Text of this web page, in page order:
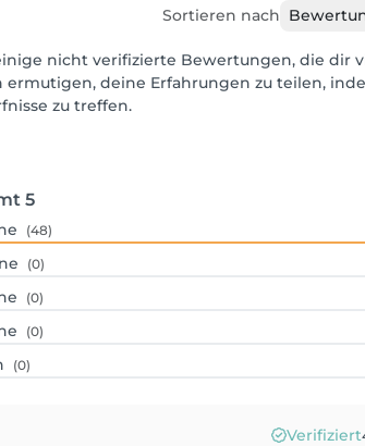
Sortieren nach
nicht verifizierte Bewertungen, die dir
deine Erfahrungen zu teilen,
zu treffen.
5
(48)
(0)
(0)
(0)
(0)
Verifiziert